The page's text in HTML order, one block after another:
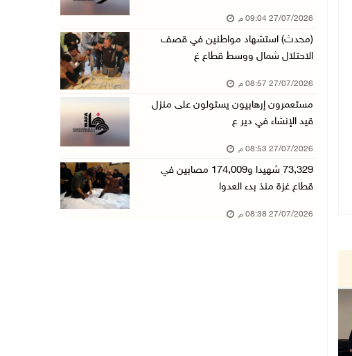
27/07/2026 09:04 م
(محدث) استشهاد مواطنين في قصف
الاحتلال شمال ووسط قطاع غ
27/07/2026 08:57 م
مستعمرون إرهابيون يستولون على منزل
قيد الإنشاء في دير ع
27/07/2026 08:53 م
73,329 شهيدا و174,009 مصابين في
قطاع غزة منذ بدء العدوا
27/07/2026 08:38 م